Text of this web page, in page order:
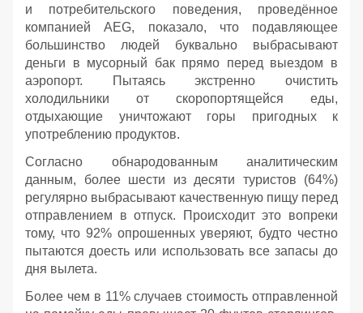
и потребительского поведения, проведённое
компанией AEG, показало, что подавляющее
большинство людей буквально выбрасывают
деньги в мусорный бак прямо перед выездом в
аэропорт. Пытаясь экстренно очистить
холодильники от скоропортящейся еды,
отдыхающие уничтожают горы пригодных к
употреблению продуктов.
Согласно обнародованным аналитическим
данным, более шести из десяти туристов (64%)
регулярно выбрасывают качественную пищу перед
отправлением в отпуск. Происходит это вопреки
тому, что 92% опрошенных уверяют, будто честно
пытаются доесть или использовать все запасы до
дня вылета.
Более чем в 11% случаев стоимость отправленной